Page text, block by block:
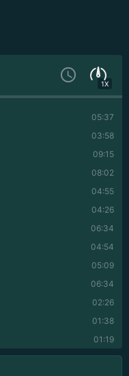
1X
05:37
03:58
09:15
08:02
04:55
04:26
06:34
04:54
05:09
06:34
02:26
01:38
01:19